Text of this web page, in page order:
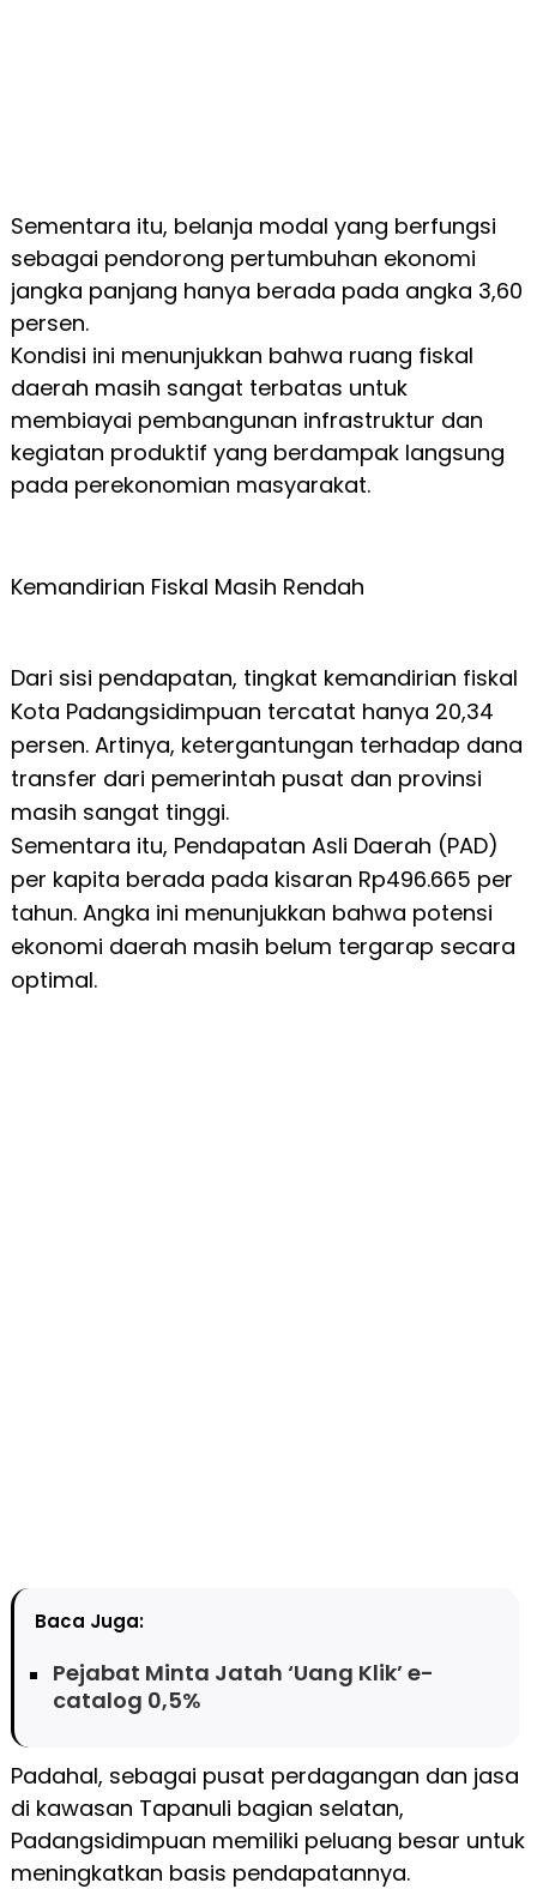
Sementara itu, belanja modal yang berfungsi
sebagai pendorong pertumbuhan ekonomi
jangka panjang hanya berada pada angka 3,60
persen.
Kondisi ini menunjukkan bahwa ruang fiskal
daerah masih sangat terbatas untuk
membiayai pembangunan infrastruktur dan
kegiatan produktif yang berdampak langsung
pada perekonomian masyarakat.
Kemandirian Fiskal Masih Rendah
Dari sisi pendapatan, tingkat kemandirian fiskal
Kota Padangsidimpuan tercatat hanya 20,34
persen. Artinya, ketergantungan terhadap dana
transfer dari pemerintah pusat dan provinsi
masih sangat tinggi.
Sementara itu, Pendapatan Asli Daerah (PAD)
per kapita berada pada kisaran Rp496.665 per
tahun. Angka ini menunjukkan bahwa potensi
ekonomi daerah masih belum tergarap secara
optimal.
Baca Juga:
Pejabat Minta Jatah ‘Uang Klik’ e-
catalog 0,5%
Padahal, sebagai pusat perdagangan dan jasa
di kawasan Tapanuli bagian selatan,
Padangsidimpuan memiliki peluang besar untuk
meningkatkan basis pendapatannya.